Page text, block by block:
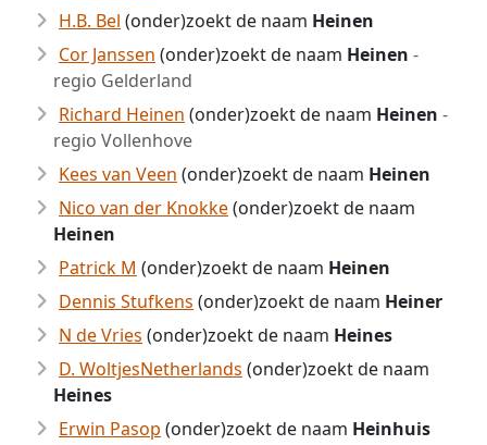
H.B. Bel (onder)zoekt de naam Heinen
Cor Janssen (onder)zoekt de naam Heinen -
regio Gelderland
Richard Heinen (onder)zoekt de naam Heinen -
regio Vollenhove
Kees van Veen (onder)zoekt de naam Heinen
Nico van der Knokke(onder)zoekt de naam
Heinen
Patrick M (onder)zoekt de naam Heinen
Dennis Stufkens (onder)zoekt de naam Heiner
N de Vries (onder)zoekt de naam Heines
D. WoltjesNetherlands (onder)zoekt de naam
Heines
Erwin Pasop (onder)zoekt de naam Heinhuis